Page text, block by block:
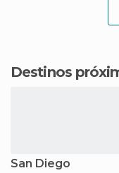
Destinos
San Diego